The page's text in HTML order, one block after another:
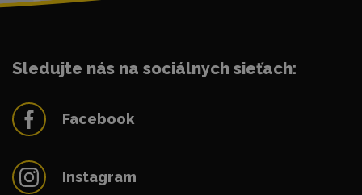
Sledujte nás na sociálnych sieťach:
Facebook
Instagram